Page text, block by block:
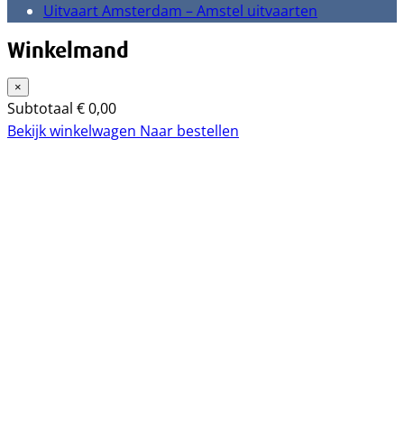
Uitvaart Amsterdam – Amstel uitvaarten
Winkelmand
×
Subtotaal €0,00
Bekijk winkelwagen Naar bestellen